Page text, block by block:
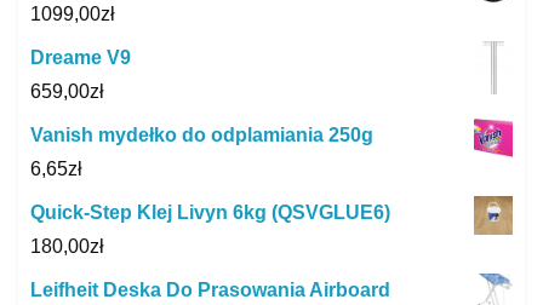
1099,00zł
Dreame V9
659,00zł
Vanish mydełko do odplamiania 250g
6,65zł
Quick-Step Klej Livyn 6kg (QSVGLUE6)
180,00zł
Leifheit Deska Do Prasowania Airboard